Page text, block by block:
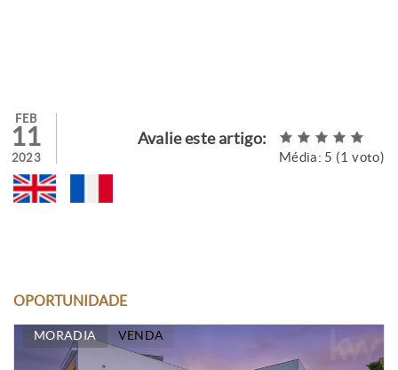
Avalie este artigo:
Média: 5 (1 voto)
FEB
11
2023
OPORTUNIDADE
MORADIA VENDA